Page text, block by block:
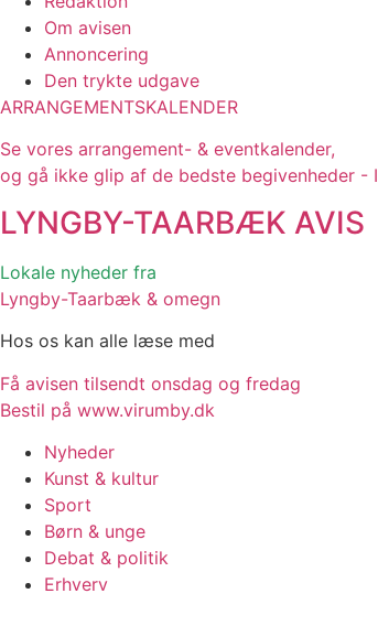
Om avisen
Annoncering
Den trykte udgave
ARRANGEMENTSKALENDER
Se vores arrangement- & eventkalender,
og gå ikke glip af de bedste begivenheder -
LYNGBY-TAARBÆK AVIS
Lokale nyheder fra
Lyngby-Taarbæk & omegn
Hos os kan alle læse med
Få avisen tilsendt onsdag og fredag
Bestil på www.virumby.dk
Nyheder
Kunst & kultur
Sport
Børn & unge
Debat & politik
Erhverv